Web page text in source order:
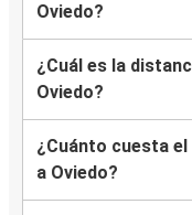
Oviedo?
¿Cuál es la
Oviedo?
¿Cuánto cuesta
a Oviedo?